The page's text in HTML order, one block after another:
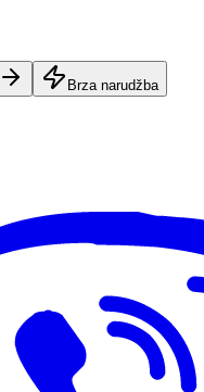
Brza narudžba